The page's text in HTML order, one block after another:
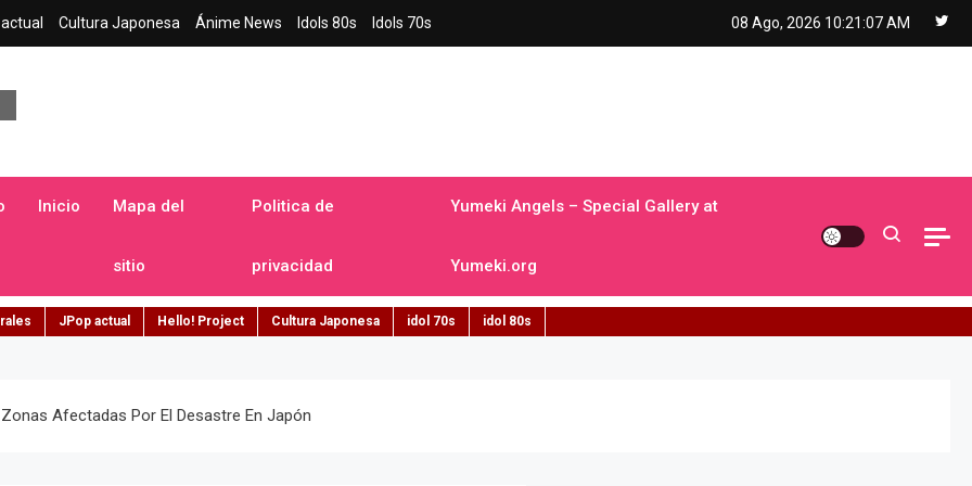
Cultura Japonesa Ánime News Idols 80s Idols 70s 08 Ago, 2026 10:21:08 AM
Inicio Mapa del
sitio
Politica de
privacidad
Yumeki Angels – Special Gallery at
Yumeki.org
JPop actual Hello! Project Cultura Japonesa idol 70s idol 80s
Afectadas Por El Desastre En Japón